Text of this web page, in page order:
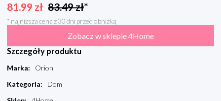
81.99 zł 83.49zł*
* najniższa cena z 30 dni przed obniżką
Zobacz w sklepie 4Home
Szczegóły produktu
Marka:
Orion
Kategoria:
Dom